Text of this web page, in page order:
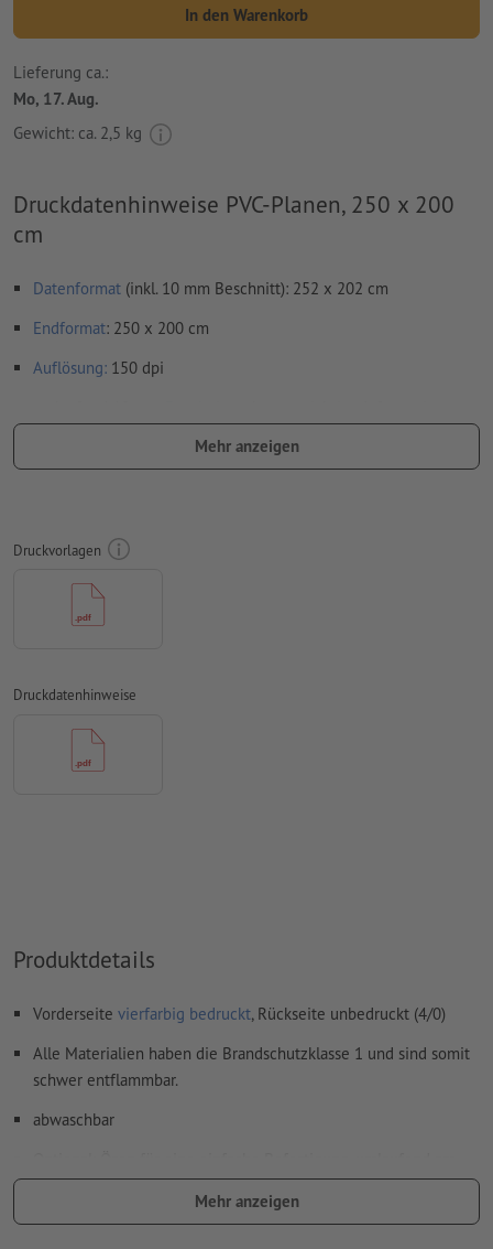
In den Warenkorb
Lieferung ca.:
Mo, 17. Aug.
Gewicht: ca. 2,5 kg
Druckdatenhinweise PVC-Planen, 250 x 200
cm
Datenformat (inkl. 10 mm Beschnitt): 252 x 202 cm
Endformat: 250 x 200 cm
Auflösung: 150 dpi
Schriftenmüssen vollständig eingebettet oder in Kurven
Farbmodus:CMYK, FOGRA51 (PSO Coated v3)
Rechtschreib- und Satzfehler
Überdruckeneinstellungen
Inhalte vonFormularfeldern
Wie lege ich Druckdaten richtig an?
Mehr anzeigen
Druckvorlagen
Druckdatenhinweise
Produktdetails
Vorderseite vierfarbig bedruckt, Rückseite unbedruckt (4/0)
Alle Materialien haben die Brandschutzklasse 1 und sind somit
schwer entflammbar.
abwaschbar
Rand im Abstand von etwa 50 cm platziert.
Ösen werden gemäß Leserichtung verarbeitet
Mehr anzeigen